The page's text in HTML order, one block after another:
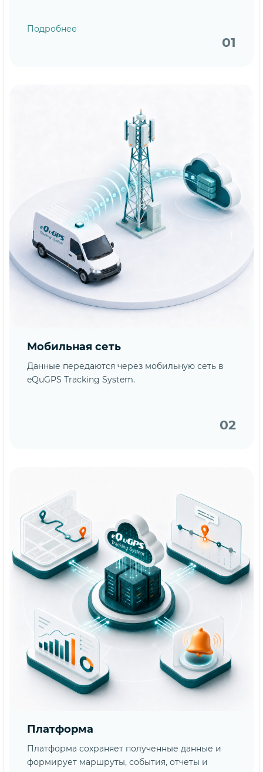
Подробнее
01
Мобильная сеть
Данные передаются через мобильную сеть в
eQuGPS Tracking System.
02
Платформа
Платформа сохраняет полученные данные и
формирует маршруты, события, отчеты и